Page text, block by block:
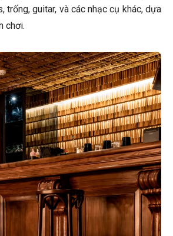
trống, guitar, và các nhạc cụ khác, dựa
chơi.